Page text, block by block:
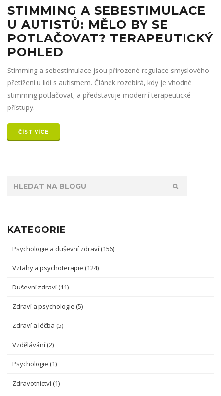
STIMMING A SEBESTIMULACE
U AUTISTŮ: MĚLO BY SE
POTLAČOVAT? TERAPEUTICKÝ
POHLED
Stimming a sebestimulace jsou přirozené regulace smyslového
přetížení u lidí s autismem. Článek rozebírá, kdy je vhodné
stimming potlačovat, a představuje moderní terapeutické
přístupy.
ČÍST VÍCE
KATEGORIE
Psychologie a duševní zdraví (156)
Vztahy a psychoterapie (124)
Duševní zdraví (11)
Zdraví a psychologie (5)
Zdraví a léčba (5)
Vzdělávání (2)
Psychologie (1)
Zdravotnictví (1)